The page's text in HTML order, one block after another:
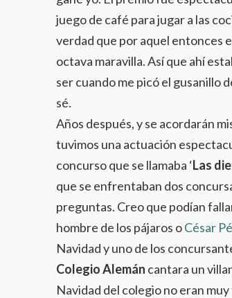
juego de café para jugar a las
verdad que por aquel entonces
octava maravilla. Así que ahí
ser cuando me picó el gusanillo
sé.
Años después, y se acordarán
tuvimos una actuación
concurso que se llamaba ‘Las
que se enfrentaban dos
preguntas. Creo que podían
hombre de los pájaros oCésar
Navidad y uno de los
Colegio Alemán cantara un
Navidad del colegio no eran